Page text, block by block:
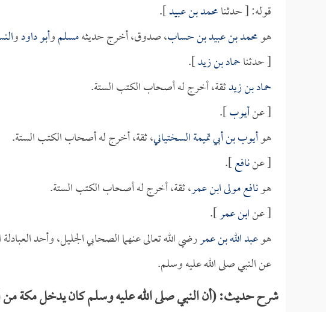
قوله: [ حدثنامحمد بن عبيد].
هومحمد بن عبيد بن حساب، صدوق، أخرج حديثهمسلموأبو داودو
[ حدثناحماد بن زيد].
حماد بن زيدثقة، أخرج له أصحاب الكتب الستة.
[ عنأيوب].
هوأيوب بن أبي تميمة السختياني، ثقة، أخرج له أصحاب الكتب الستة.
[ عننافع].
هونافع مولى ابن عمر، ثقة، أخرج له أصحاب الكتب الستة.
[ عنابن عمر].
هوعبد الله بن عمررضي الله تعالى عنهما الصحابي الجليل، وأحد
عن النبي صلى الله عليه وسلم.
شرح حديث: (أن النبي صلى الله عليه وسلم كان يدخل مكة من